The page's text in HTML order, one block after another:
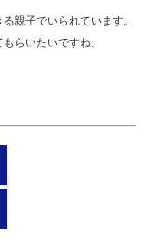
親子でいられています。
らいたいですね。